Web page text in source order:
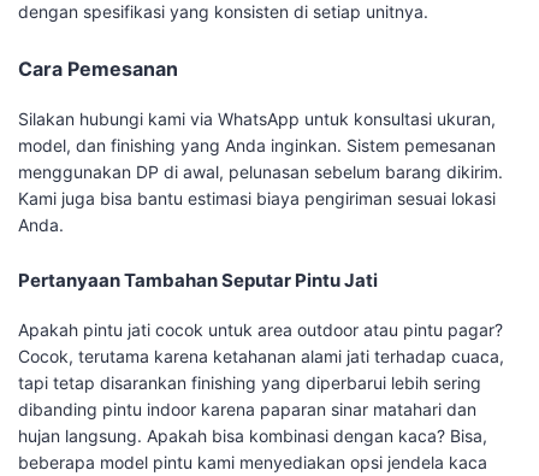
dengan spesifikasi yang konsisten di setiap unitnya.
Cara Pemesanan
Silakan hubungi kami via WhatsApp untuk konsultasi ukuran,
model, dan finishing yang Anda inginkan. Sistem pemesanan
menggunakan DP di awal, pelunasan sebelum barang dikirim.
Kami juga bisa bantu estimasi biaya pengiriman sesuai lokasi
Anda.
Pertanyaan Tambahan Seputar Pintu Jati
Apakah pintu jati cocok untuk area outdoor atau pintu pagar?
Cocok, terutama karena ketahanan alami jati terhadap cuaca,
tapi tetap disarankan finishing yang diperbarui lebih sering
dibanding pintu indoor karena paparan sinar matahari dan
hujan langsung. Apakah bisa kombinasi dengan kaca? Bisa,
beberapa model pintu kami menyediakan opsi jendela kaca